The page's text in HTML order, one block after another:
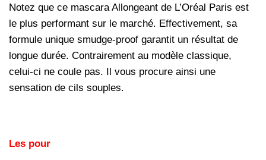
Notez que ce mascara Allongeant de L’Oréal Paris est
le plus performant sur le marché. Effectivement, sa
formule unique smudge-proof garantit un résultat de
longue durée. Contrairement au modèle classique,
celui-ci ne coule pas. Il vous procure ainsi une
sensation de cils souples.
Les pour